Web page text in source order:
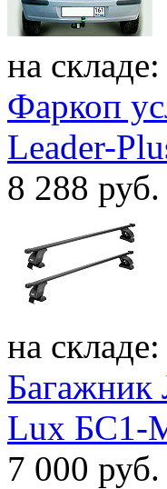
на
Фаркоп
Leader-
8 288 руб.
на
Lux БС1-
7 000 руб.